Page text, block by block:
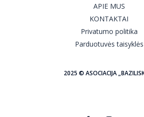
APIE MUS
KONTAKTAI
Privatumo politika
Parduotuvės taisyklės
2025 © ASOCIACIJA